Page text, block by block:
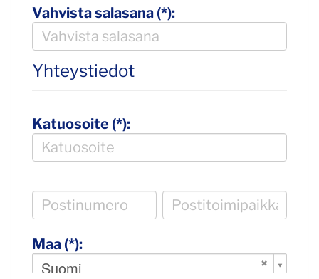
Vahvista salasana (*):
Yhteystiedot
Katuosoite (*):
Maa (*):
Suomi